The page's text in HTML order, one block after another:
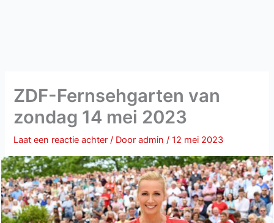
ZDF-Fernsehgarten van
zondag 14 mei 2023
Laat een reactie achter / Dooradmin/12 mei 2023